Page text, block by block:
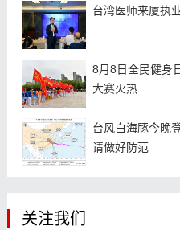
台湾医师来厦执
8月8日全民健身
大赛火热
台风白海豚今晚
请做好防范
关注我们